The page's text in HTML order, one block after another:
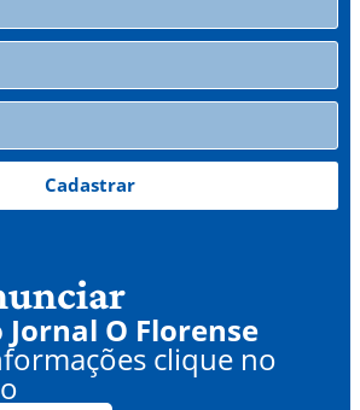
Cadastrar
O Florense
clique no